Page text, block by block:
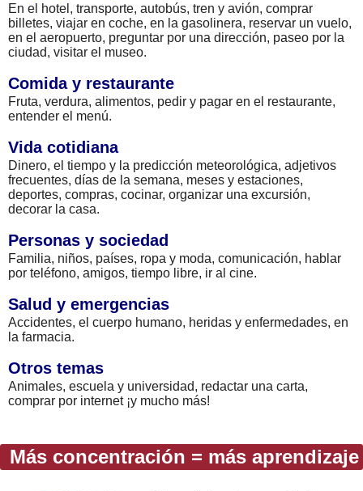
En el hotel, transporte, autobús, tren y avión, comprar
billetes, viajar en coche, en la gasolinera, reservar un vuelo,
en el aeropuerto, preguntar por una dirección, paseo por la
ciudad, visitar el museo.
Comida y restaurante
Fruta, verdura, alimentos, pedir y pagar en el restaurante,
entender el menú.
Vida cotidiana
Dinero, el tiempo y la predicción meteorológica, adjetivos
frecuentes, días de la semana, meses y estaciones,
deportes, compras, cocinar, organizar una excursión,
decorar la casa.
Personas y sociedad
Familia, niños, países, ropa y moda, comunicación, hablar
por teléfono, amigos, tiempo libre, ir al cine.
Salud y emergencias
Accidentes, el cuerpo humano, heridas y enfermedades, en
la farmacia.
Otros temas
Animales, escuela y universidad, redactar una carta,
comprar por internet ¡y mucho más!
Más concentración = más aprendizaje